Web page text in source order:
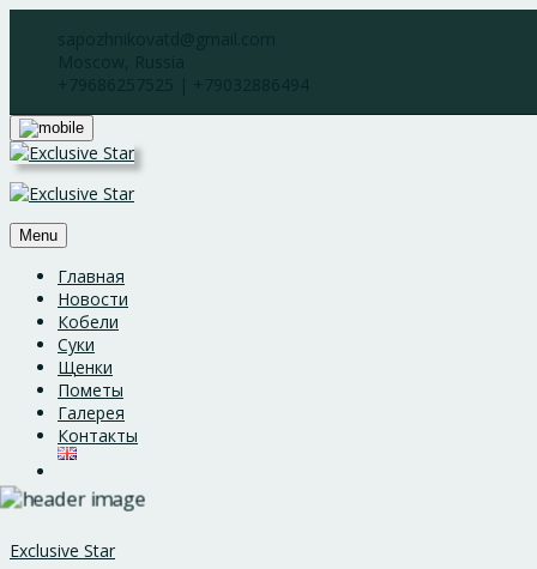
Menu
Главная
Новости
Кобели
Суки
Щенки
Пометы
Галерея
Контакты
Exclusive Star